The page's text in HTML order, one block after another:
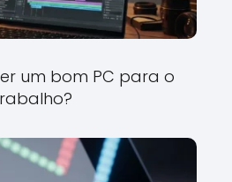
um bom PC para o